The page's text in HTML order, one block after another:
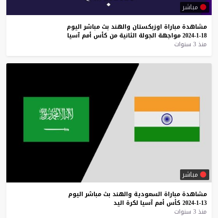
مباشر
مشاهدة مباراة اوزبكستان والهند بث مباشر اليوم
18-1-2024
مواجهة الجولة الثانية من كأس أمم آسيا
منذ 3 سنوات
مباشر
مشاهدة مباراة السعودية والهند بث مباشر اليوم
13-1-2024
كأس أمم آسيا لكرة اليد
منذ 3 سنوات